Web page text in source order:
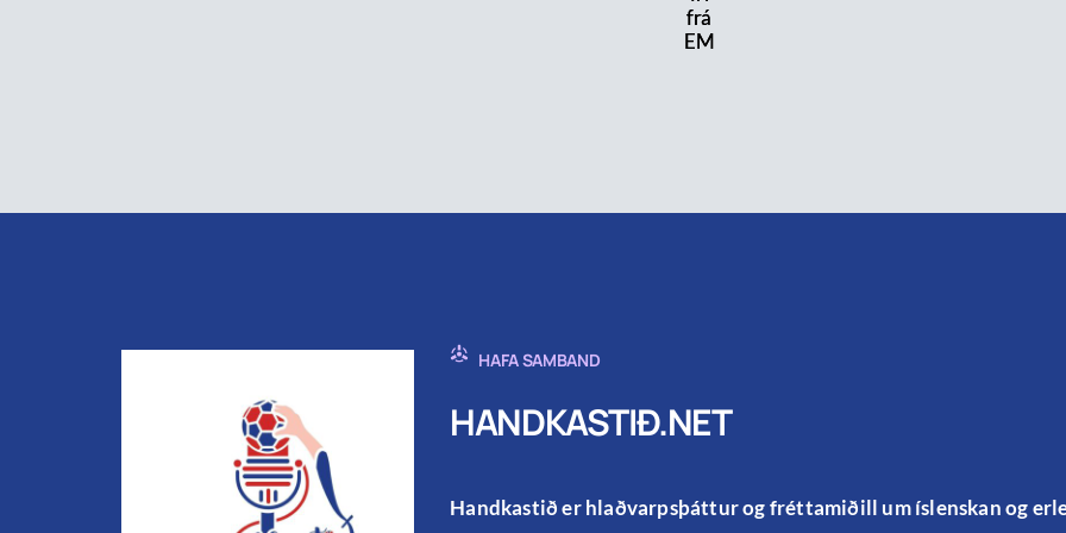
frá
EM
HAFA SAMBAND
HANDKASTIÐ.NET
Handkastið er hlaðvarpsþáttur og fréttamiðill um íslenskan og